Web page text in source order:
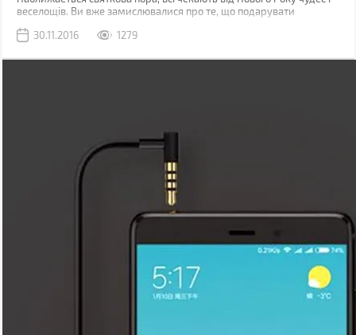
веселощів. Ви вже замислювалися про те, що подарувати
Гід підготував для Вас декілька чудових ідей для подарунків на
30.11.2016 1279